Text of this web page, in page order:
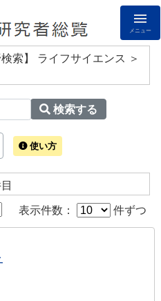
メニュー
検索】 ライフサイエンス ＞
検索する
使い方
表示件数： 件ずつ